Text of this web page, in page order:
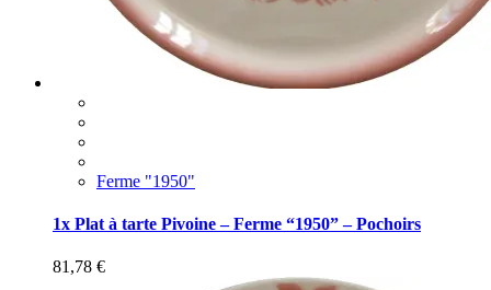
Ferme "1950"
1x Plat à tarte Pivoine – Ferme “1950” – Pochoirs
81,78 €